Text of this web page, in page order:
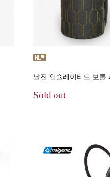
날진 인슐레이티드 보틀
Sold out